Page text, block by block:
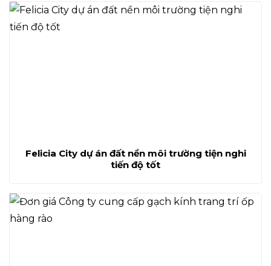
Felicia City dự án đất nền môi trường tiện nghi
tiến độ tốt